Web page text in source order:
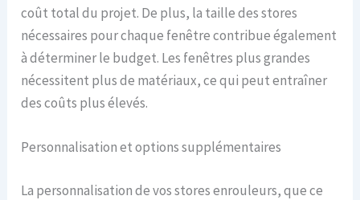
coût total du projet. De plus, la taille des stores
nécessaires pour chaque fenêtre contribue également
à déterminer le budget. Les fenêtres plus grandes
nécessitent plus de matériaux, ce qui peut entraîner
des coûts plus élevés.
Personnalisation et options supplémentaires
La personnalisation de vos stores enrouleurs, que ce